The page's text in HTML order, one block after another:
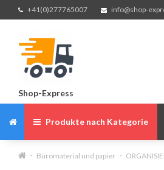
+41(0)277765007 info@shop-
Shop-Express
Produkte nach Kategorie
Büromaterial und papier